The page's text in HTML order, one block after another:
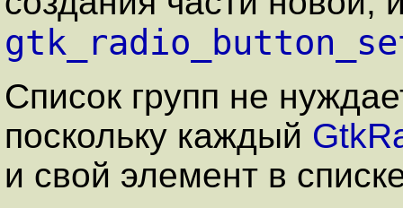
Список групп не
поскольку каждый
и свой элемент в